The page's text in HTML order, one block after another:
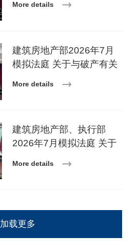
More details
建筑房地产部2026年7月
模拟法庭 关于与破产有关
More details
建筑房地产部、执行部
2026年7月模拟法庭 关于
More details
加载更多